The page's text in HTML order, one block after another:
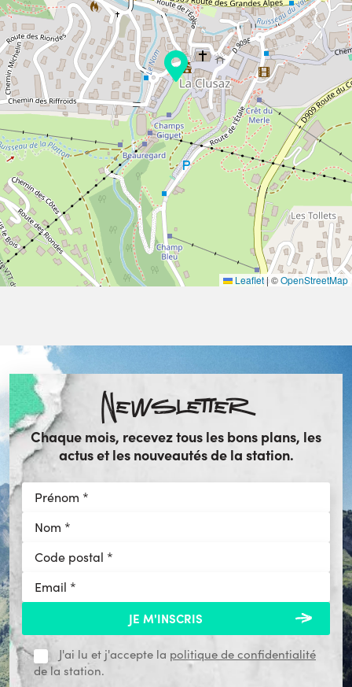
Leaflet|©OpenStreetMap
Newsletter
Chaque mois, recevez tous les bons plans, les
actus et les nouveautés de la station.
J'ai lu et j'accepte la politique de confidentialité
de la station.